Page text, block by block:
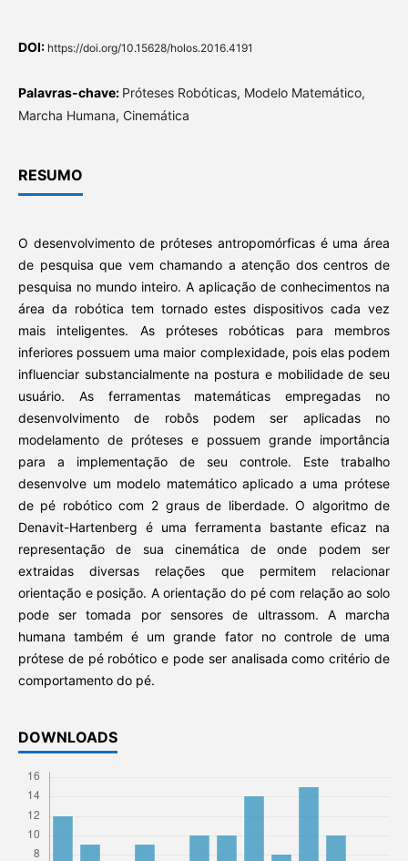
DOI: https://doi.org/10.15628/holos.2016.4191
Palavras-chave: Próteses Robóticas, Modelo Matemático,
Marcha Humana, Cinemática
RESUMO
O desenvolvimento de próteses antropomórficas é uma área
de pesquisa que vem chamando a atenção dos centros de
pesquisa no mundo inteiro. A aplicação de conhecimentos na
área da robótica tem tornado estes dispositivos cada vez
mais inteligentes. As próteses robóticas para membros
inferiores possuem uma maior complexidade, pois elas podem
influenciar substancialmente na postura e mobilidade de seu
usuário. As ferramentas matemáticas empregadas no
desenvolvimento de robôs podem ser aplicadas no
modelamento de próteses e possuem grande importância
para a implementação de seu controle. Este trabalho
desenvolve um modelo matemático aplicado a uma prótese
de pé robótico com 2 graus de liberdade. O algoritmo de
Denavit-Hartenberg é uma ferramenta bastante eficaz na
representação de sua cinemática de onde podem ser
extraidas diversas relações que permitem relacionar
orientação e posição. A orientação do pé com relação ao solo
pode ser tomada por sensores de ultrassom. A marcha
humana também é um grande fator no controle de uma
prótese de pé robótico e pode ser analisada como critério de
comportamento do pé.
DOWNLOADS